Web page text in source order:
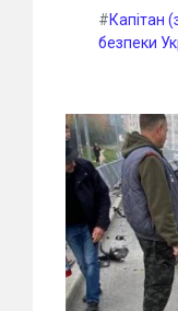
#Капітан
безпеки